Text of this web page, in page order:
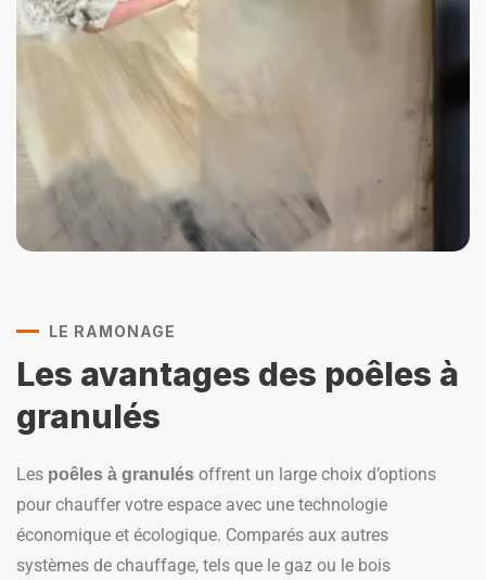
LE RAMONAGE
Les avantages des poêles à
granulés
Les poêles à granulés offrent un large choix d’options
pour chauffer votre espace avec une technologie
économique et écologique. Comparés aux autres
systèmes de chauffage, tels que le gaz ou le bois